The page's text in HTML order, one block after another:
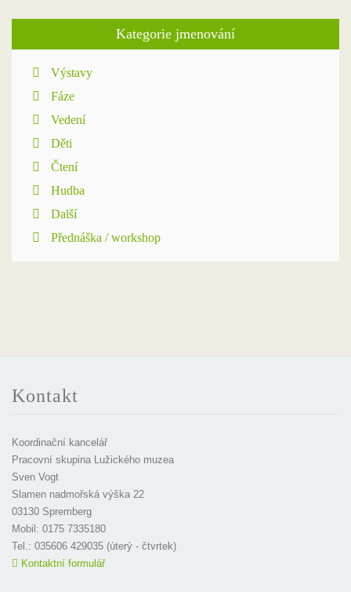
Kategorie jmenování
Výstavy
Fáze
Vedení
Děti
Čtení
Hudba
Další
Přednáška / workshop
Kontakt
Koordinační kancelář
Pracovní skupina Lužického muzea
Sven Vogt
Slamen nadmořská výška 22
03130 Spremberg
Mobil: 0175 7335180
Tel.: 035606 429035 (úterý - čtvrtek)
Kontaktní formulář